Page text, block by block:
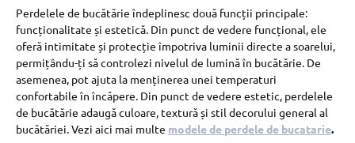
Perdelele de bucătărie îndeplinesc două funcții principale:
funcționalitate și estetică. Din punct de vedere funcțional, ele
oferă intimitate și protecție împotriva luminii directe a soarelui,
permițându-ți să controlezi nivelul de lumină în bucătărie. De
asemenea, pot ajuta la menținerea unei temperaturi
confortabile în încăpere. Din punct de vedere estetic, perdelele
de bucătărie adaugă culoare, textură și stil decorului general al
bucătăriei. Vezi aici mai multe modele de perdele de bucatarie.